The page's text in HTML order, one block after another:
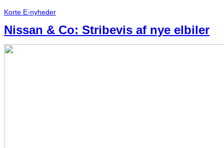
Korte E-nyheder
Nissan & Co: Stribevis af nye elbiler